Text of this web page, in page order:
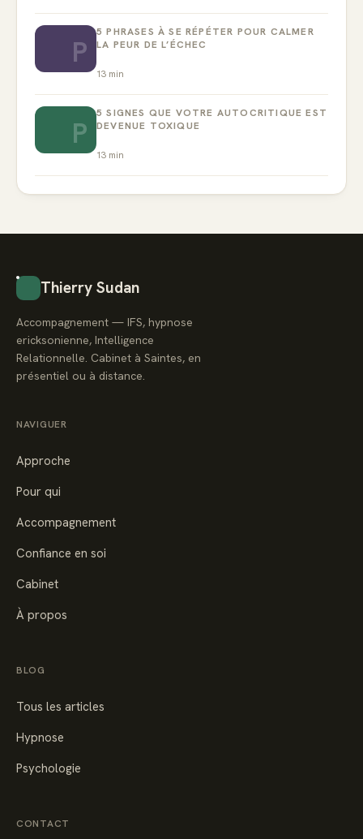
P
5 PHRASES À SE RÉPÉTER POUR CALMER
LA PEUR DE L’ÉCHEC
13 min
P
5 SIGNES QUE VOTRE AUTOCRITIQUE EST
DEVENUE TOXIQUE
13 min
Thierry Sudan
Accompagnement — IFS, hypnose
ericksonienne, Intelligence
Relationnelle. Cabinet à Saintes, en
présentiel ou à distance.
NAVIGUER
Approche
Pour qui
Accompagnement
Confiance en soi
Cabinet
À propos
BLOG
Tous les articles
Hypnose
Psychologie
CONTACT